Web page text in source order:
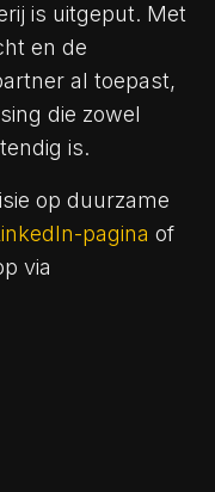
is uitgeput. Met
en de
al toepast,
die zowel
is.
op duurzame
pagina of
via